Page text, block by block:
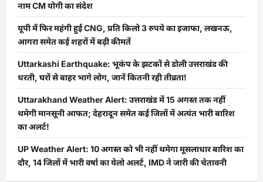
नाम CM योगी का संदेश
यूपी में फिर महंगी हुई CNG, प्रति किलो 3 रुपये का इजाफा, लखनऊ,
आगरा समेत कई शहरों में बढ़ी कीमतें
Uttarkashi Earthquake: भूकंप के झटकों से डोली उत्तराखंड की
धरती, घरों से बाहर भागे लोग, जानें कितनी रही तीव्रता!
Uttarakhand Weather Alert: उत्तराखंड में 15 अगस्त तक नहीं
थमेगी मानसूनी आफत; देहरादून समेत कई जिलों में अत्यंत भारी बारिश
का अलर्ट!
UP Weather Alert: 10 अगस्त को भी नहीं थमेगा मूसलाधार बारिश का
दौर, 14 जिलों में भारी वर्षा का येलो अलर्ट, IMD ने जारी की चेतावनी